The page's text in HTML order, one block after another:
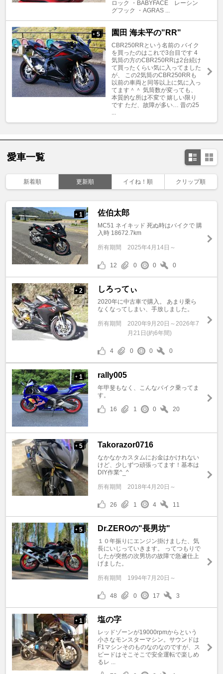
ロック ・BABYFACE レーシン
グフック ・AGRAS ...
+ 5 園田 海未平の"RR"
CBR250RRという名前の バイク
を買ったのはこれで3台目です 4
気筒の方のCBR250RRは2台続け
て買ったくらい気に入ってました
が、 この2気筒のCBR250RRも
以前の車両と同等以上に気に入っ
てます＾＾ 気筒数が変っても、
本質的な所は不変で 嬉しい限り
です ただ、故障が多い… 昔の25
...
愛車一覧
新着順 更新順 イイね！順 クリップ順
+ 1 佐伯太郎
MC51 ネイキッド 死ぬ時はバイクで 購
入時 18672.7km
所有期間 2025年4月14日～
12 0 0 0
+ 2 しろってぃ
2020年に中古車で購入。 あまり乗ら
なくなってしまい、手放しました。
所有期間
2020年9月20日～2026年7
月21日(約6年間)
4 0 0 0
+ 1 rally005
年甲斐もなく、こんなバイク乗ってま
す。
16
1 0 20
+ 5 Takorazor0716
なかなかカスタムにお金はかけれない
けど、少しずつ頑張ってます！基本は
DIY作業^_^
所有期間 2018年4月20日～
26 1 4 11
+ 5 Dr.ZEROの"長男坊"
１０年振りにエンジン掛けました、気
長にいじっていきます。 ってつもりで
したが突然の次男坊の故障で急遽仕上
げました。
所有期間 1994年7月20日～
48 0 17 3
+ 1 塩の字
レッドゾーンが19000rpmからという
小さなモンスターマシン。サウンドは
F1マシンそのものなのなのですが、ス
ピードはそこそこで安全運転で楽しめ
るレ ...